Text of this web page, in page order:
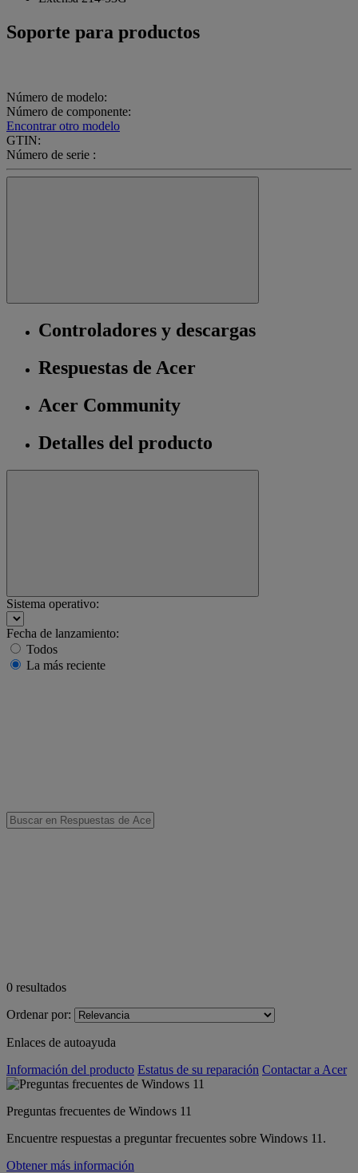
Soporte para productos
Número de modelo:
Número de componente:
Encontrar otro modelo
GTIN:
Número de serie :
Controladores y descargas
Respuestas de Acer
Acer Community
Detalles del producto
Sistema operativo:
Fecha de lanzamiento:
Todos
La más reciente
0 resultados
Ordenar por:
Enlaces de autoayuda
Información del producto Estatus de su reparación Contactar a Acer
Preguntas frecuentes de Windows 11
Encuentre respuestas a preguntar frecuentes sobre Windows 11.
Obtener más información